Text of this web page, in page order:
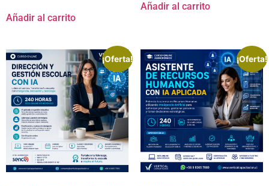
Añadir al carrito
Añadir al carrito
¡Oferta! ¡Oferta!